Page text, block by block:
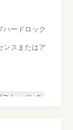
ハードロック
ンスまたはア
スト・パンク